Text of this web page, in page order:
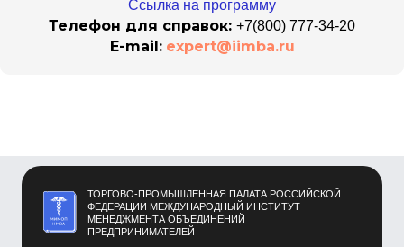
Ссылка на программу
Телефон для справок: +7(800) 777-34-20
E-mail: expert@iimba.ru